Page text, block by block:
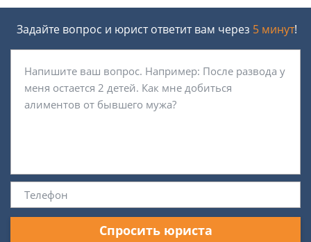
Задайте вопрос и юрист ответит вам через 5 минут!
Спросить юриста